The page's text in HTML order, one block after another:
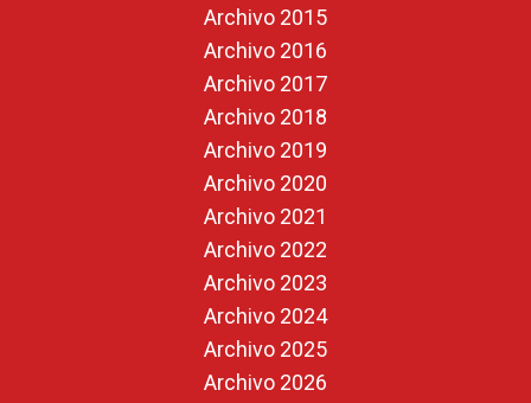
Archivo 2015
Archivo 2016
Archivo 2017
Archivo 2018
Archivo 2019
Archivo 2020
Archivo 2021
Archivo 2022
Archivo 2023
Archivo 2024
Archivo 2025
Archivo 2026